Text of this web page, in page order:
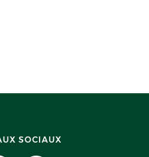
SOCIAUX